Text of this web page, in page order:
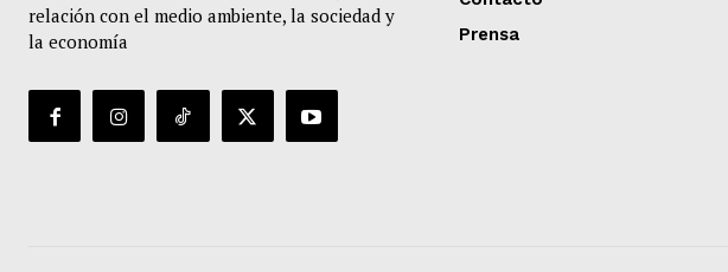
relación con el medio ambiente, la sociedad y
la economía
Prensa